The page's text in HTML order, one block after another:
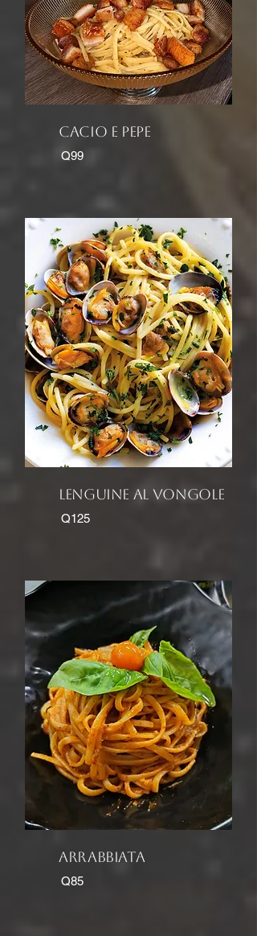
cacio e pepe
Q99
lENGUINE AL VONGOLE
Q125
arrabbiata
Q85